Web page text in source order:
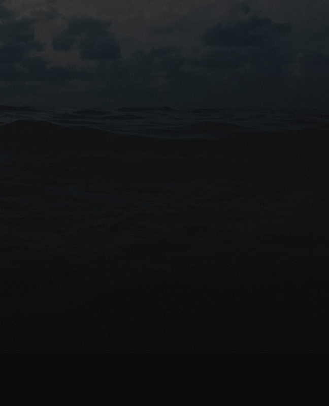
d'une assurance obsèques avec
ou à appeler le +32 (0) 2 486
et nous nous efforçons d'être une